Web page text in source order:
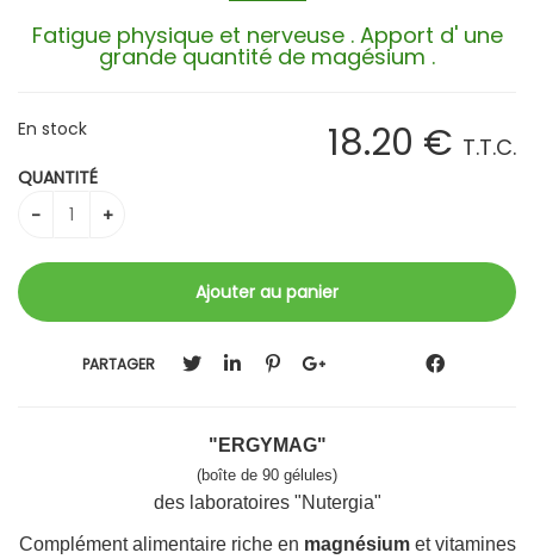
Fatigue physique et nerveuse . Apport d' une
grande quantité de magésium .
18.20 € T.T.C.
En stock
QUANTITÉ
PARTAGER
"ERGYMAG"
(boîte de 90 gélules)
des laboratoires "Nutergia"
Complément alimentaire riche en magnésiumet vitamines